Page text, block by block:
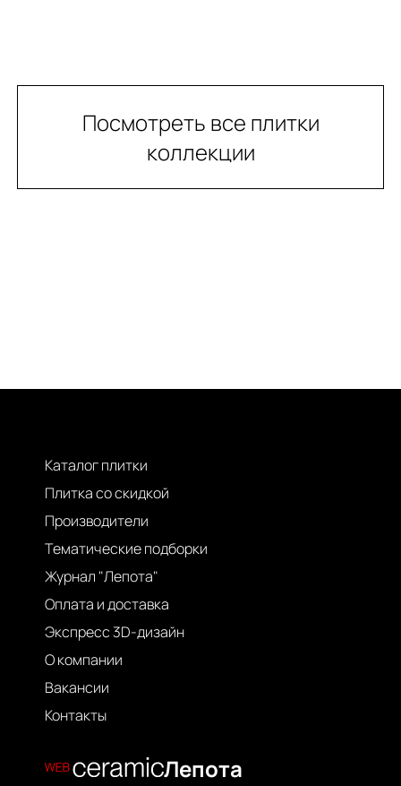
Посмотреть все плитки
коллекции
Каталог плитки
Плитка со скидкой
Производители
Тематические подборки
Журнал "Лепота"
Оплата и доставка
Экспресс 3D-дизайн
О компании
Вакансии
Контакты
Лепота